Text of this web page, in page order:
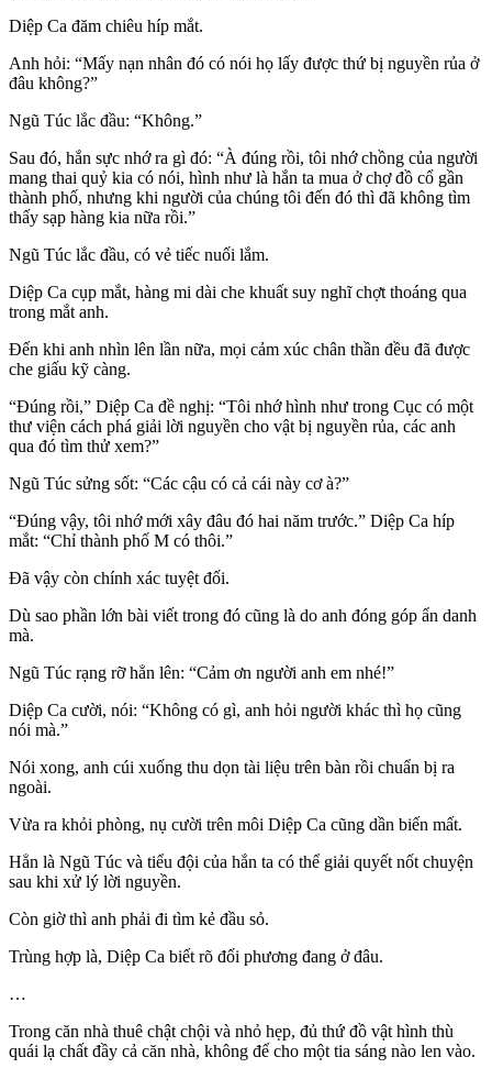
Diệp Ca đăm chiêu híp mắt.
Anh hỏi: “Mấy nạn nhân đó có nói họ lấy được thứ bị nguyền rủa ở
đâu không?”
Ngũ Túc lắc đầu: “Không.”
Sau đó, hắn sực nhớ ra gì đó: “À đúng rồi, tôi nhớ chồng của người
mang thai quỷ kia có nói, hình như là hắn ta mua ở chợ đồ cổ gần
thành phố, nhưng khi người của chúng tôi đến đó thì đã không tìm
thấy sạp hàng kia nữa rồi.”
Ngũ Túc lắc đầu, có vẻ tiếc nuối lắm.
Diệp Ca cụp mắt, hàng mi dài che khuất suy nghĩ chợt thoáng qua
trong mắt anh.
Đến khi anh nhìn lên lần nữa, mọi cảm xúc chân thần đều đã được
che giấu kỹ càng.
“Đúng rồi,” Diệp Ca đề nghị: “Tôi nhớ hình như trong Cục có một
thư viện cách phá giải lời nguyền cho vật bị nguyền rủa, các anh
qua đó tìm thử xem?”
Ngũ Túc sửng sốt: “Các cậu có cả cái này cơ à?”
“Đúng vậy, tôi nhớ mới xây đâu đó hai năm trước.” Diệp Ca híp
mắt: “Chỉ thành phố M có thôi.”
Đã vậy còn chính xác tuyệt đối.
Dù sao phần lớn bài viết trong đó cũng là do anh đóng góp ẩn danh
mà.
Ngũ Túc rạng rỡ hẳn lên: “Cảm ơn người anh em nhé!”
Diệp Ca cười, nói: “Không có gì, anh hỏi người khác thì họ cũng
nói mà.”
Nói xong, anh cúi xuống thu dọn tài liệu trên bàn rồi chuẩn bị ra
ngoài.
Vừa ra khỏi phòng, nụ cười trên môi Diệp Ca cũng dần biến mất.
Hẳn là Ngũ Túc và tiểu đội của hắn ta có thể giải quyết nốt chuyện
sau khi xử lý lời nguyền.
Còn giờ thì anh phải đi tìm kẻ đầu sỏ.
Trùng hợp là, Diệp Ca biết rõ đối phương đang ở đâu.
…
Trong căn nhà thuê chật chội và nhỏ hẹp, đủ thứ đồ vật hình thù
quái lạ chất đầy cả căn nhà, không để cho một tia sáng nào len vào.